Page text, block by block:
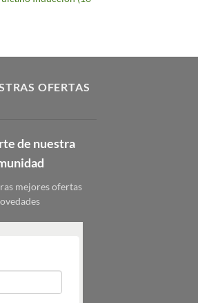
OFERTAS
de nuestra
mejores ofertas